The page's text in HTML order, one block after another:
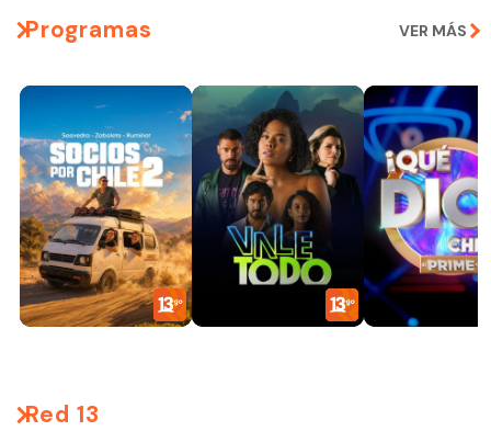
Programas VER MÁS
Red 13